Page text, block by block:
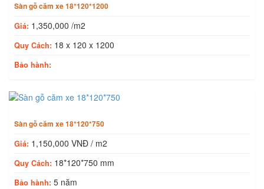
Sàn gỗ căm xe 18*120*1200
Giá: 1,350,000 /m2
Quy Cách: 18 x 120 x 1200
Bảo hành:
Sàn gỗ căm xe 18*120*750
Giá: 1,150,000 VNĐ / m2
Quy Cách: 18*120*750 mm
Bảo hành: 5 năm